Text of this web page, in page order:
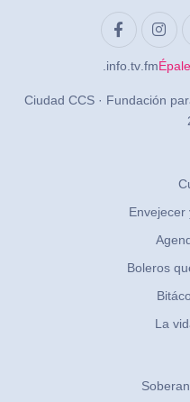
.info .tv .fmÉpale
Ciudad CCS · Fundación
Envejecer
Boleros
La